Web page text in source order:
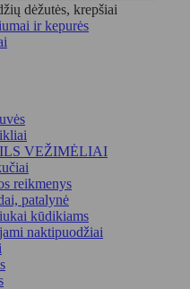
dėžutės, krepšiai
ir kepurės
VEŽIMĖLIAI
reikmenys
patalynė
kūdikiams
naktipuodžiai